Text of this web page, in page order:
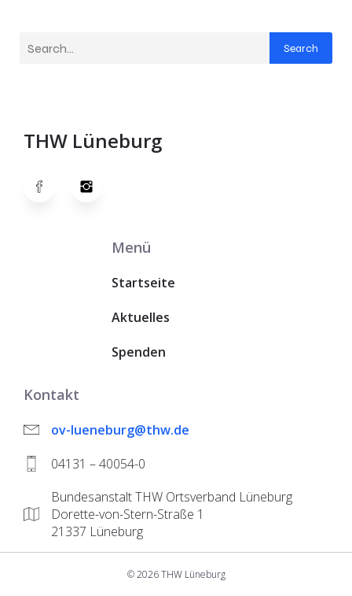
Search
THW Lüneburg
Menü
Startseite
Aktuelles
Spenden
Kontakt
ov-lueneburg@thw.de
04131 – 40054-0
Bundesanstalt THW Ortsverband Lüneburg
Dorette-von-Stern-Straße 1
21337 Lüneburg
© 2026 THW Lüneburg